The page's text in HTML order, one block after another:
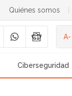
Quiénes somos
A-
Ciberseguridad